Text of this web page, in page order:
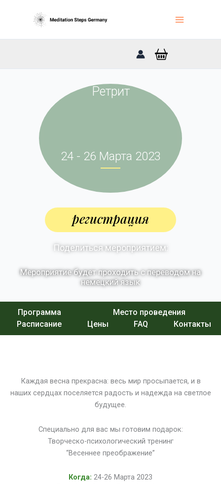
содержимому
Ретрит
24 - 26 Марта 2023
регистрация
Поделиться мероприятием:
Мероприятие будет проходить с переводом на
немецкий язык
Программа
Расписание
Место проведения
Цены
FAQ Контакты
Каждая весна прекрасна: весь мир просыпается, и в
наших сердцах поселяется радость и надежда на светлое
будущее.
Специально для вас мы готовим подарок:
Творческо-психологический тренинг
“Весеннее преображение”
Когда: 24-26 Марта 2023